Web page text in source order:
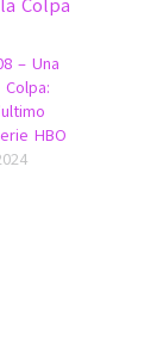
– Una
HBO